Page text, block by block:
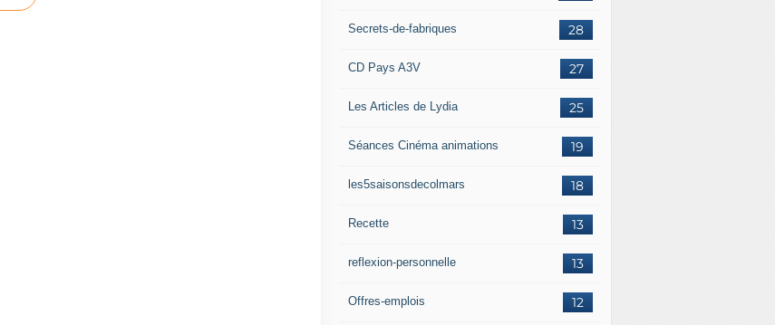
28
Secrets-de-fabriques
27
CD Pays A3V
25
Les Articles de Lydia
19
Séances Cinéma animations
18
les5saisonsdecolmars
13
Recette
13
reflexion-personnelle
12
Offres-emplois